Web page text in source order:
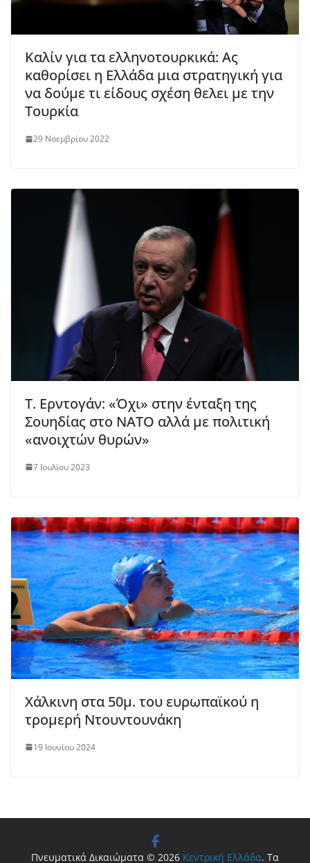
Καλίν για τα ελληνοτουρκικά: Ας
καθορίσει η Ελλάδα μια στρατηγική για
να δούμε τι είδους σχέση θελει με την
Τουρκία
29 Νοεμβρίου 2022
Τ. Ερντογάν: «Όχι» στην ένταξη της
Σουηδίας στο ΝΑΤΟ αλλά με πολιτική
«ανοιχτών θυρών»
7 Ιουλίου 2023
Χάλκινη στα 50μ. του ευρωπαϊκού η
τρομερή Ντουντουνάκη
19 Ιουνίου 2024
Πνευματικά Δικαιώματα © 2026 Κεντρική Ελλάδα. Τα